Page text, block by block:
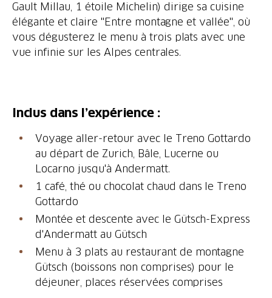
Gault Millau, 1 étoile Michelin) dirige sa cuisine
élégante et claire "Entre montagne et vallée", où
vous dégusterez le menu à trois plats avec une
vue infinie sur les Alpes centrales.
Inclus dans l’expérience :
Voyage aller-retour avec le Treno Gottardo
au départ de Zurich, Bâle, Lucerne ou
1 café, thé ou chocolat chaud dans le Treno
Montée et descente avec le Gütsch-Express
Menu à 3 plats au restaurant de montagne
Gütsch (boissons non comprises) pour le